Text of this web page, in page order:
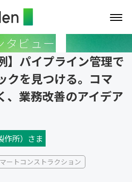
タビュー
】パイプライン管理で
クを見つける。コマ
、業務改善のアイデア
作所）さま
ートコンストラクション